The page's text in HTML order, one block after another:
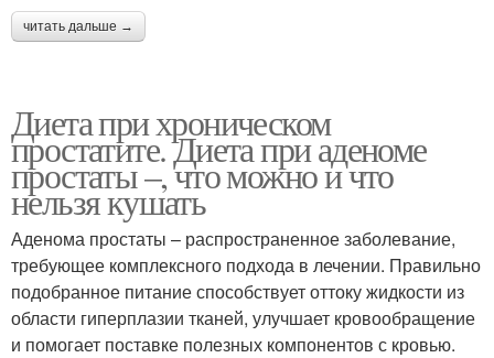
читать дальше →
Диета при хроническом
простатите. Диета при аденоме
простаты –, что можно и что
нельзя кушать
Аденома простаты – распространенное заболевание,
требующее комплексного подхода в лечении. Правильно
подобранное питание способствует оттоку жидкости из
области гиперплазии тканей, улучшает кровообращение
и помогает поставке полезных компонентов с кровью.